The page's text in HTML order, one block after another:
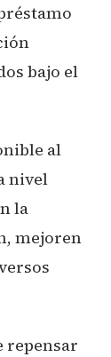
bajo el
al
nivel
la
mejoren
repensar